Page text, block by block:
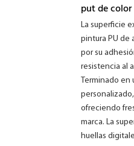
put de
La superficie
pintura PU de
por su
resistencia al
Terminado en
ofreciendo
marca. La
huellas